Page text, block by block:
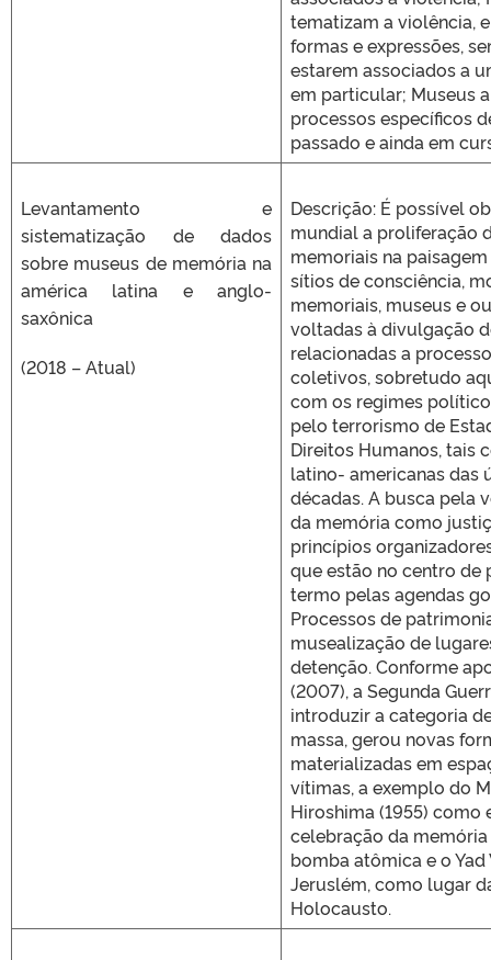
tematizam a violência,
formas e expressões,
estarem associados a
em particular; Museus
processos específicos
passado e ainda em
Levantamento e
sistematização de dados
sobre museus de memória na
américa latina e anglo-
saxônica
(2018 – Atual)
Descrição: É possível
mundial a proliferação
memoriais na
sítios de consciência,
memoriais, museus e
voltadas à divulgação
relacionadas a
coletivos, sobretudo
com os regimes
pelo terrorismo de
Direitos Humanos, tais
latino- americanas das
décadas. A busca pela
da memória como
princípios
que estão no centro de
termo pelas agendas
Processos de
musealização de
detenção. Conforme
(2007), a Segunda
introduzir a categoria
massa, gerou novas
materializadas em
vítimas, a exemplo do
Hiroshima (1955) como
celebração da
bomba atômica e o Yad
Jeruslém, como lugar
Holocausto.